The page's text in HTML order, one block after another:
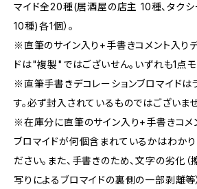
マイド全20種(居酒屋の店主 10種、タク
10種)各1個）。
※直筆のサイン入り+手書きコメント入り
ドは"複製"ではございせん。いずれも1点モ
※直筆手書きデコレーションブロマイドは
す。必ず封入されているものではございませ
※在庫分に直筆のサイン入り+手書きコメ
ブロマイドが何個含まれているかはわかり
ださい。また、手書きのため、文字の劣化
写りによるブロマイドの裏側の一部剥離